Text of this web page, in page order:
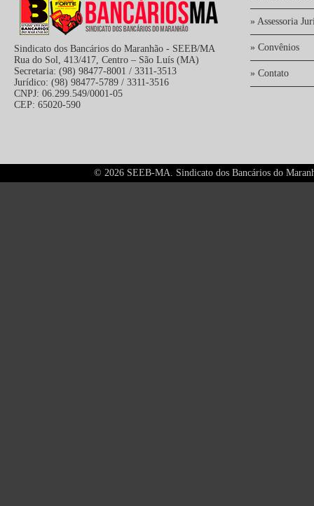
Sindicato dos Bancários do Maranhão - SEEB/MA
Rua do Sol, 413/417, Centro – São Luís (MA)
Secretaria: (98) 98477-8001 / 3311-3513
Jurídico: (98) 98477-5789 / 3311-3516
CNPJ: 06.299.549/0001-05
CEP: 65020-590
» Assessoria
» Convênios
» Contato
© 2026 SEEB-MA. Sindicato dos Bancários do